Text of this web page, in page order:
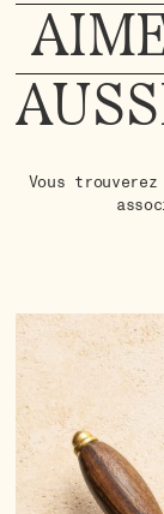
Vous